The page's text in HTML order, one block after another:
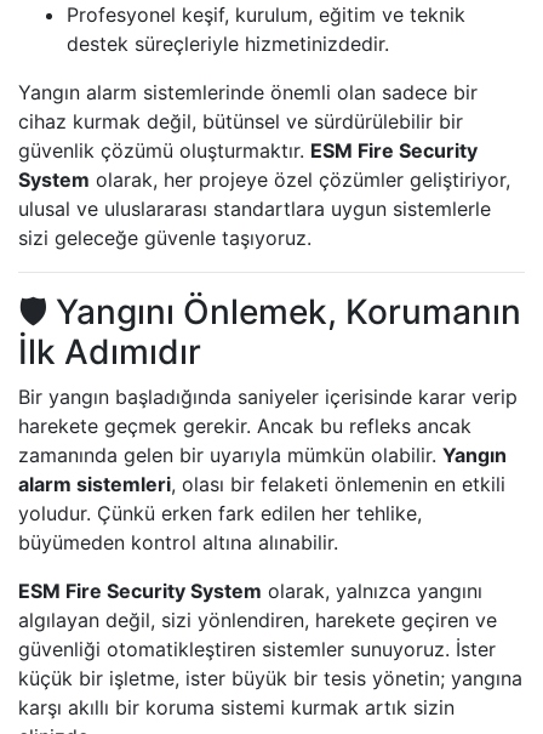
Profesyonel keşif, kurulum, eğitim ve teknik
destek süreçleriyle hizmetinizdedir.
Yangın alarm sistemlerinde önemli olan sadece bir
cihaz kurmak değil, bütünsel ve sürdürülebilir bir
güvenlik çözümü oluşturmaktır. ESM Fire Security
System olarak, her projeye özel çözümler geliştiriyor,
ulusal ve uluslararası standartlara uygun sistemlerle
sizi geleceğe güvenle taşıyoruz.
🛡️ Yangını Önlemek, Korumanın
İlk Adımıdır
Bir yangın başladığında saniyeler içerisinde karar verip
harekete geçmek gerekir. Ancak bu refleks ancak
zamanında gelen bir uyarıyla mümkün olabilir. Yangın
alarm sistemleri, olası bir felaketi önlemenin en etkili
yoludur. Çünkü erken fark edilen her tehlike,
büyümeden kontrol altına alınabilir.
ESM Fire Security System olarak, yalnızca yangını
algılayan değil, sizi yönlendiren, harekete geçiren ve
güvenliği otomatikleştiren sistemler sunuyoruz. İster
küçük bir işletme, ister büyük bir tesis yönetin; yangına
karşı akıllı bir koruma sistemi kurmak artık sizin